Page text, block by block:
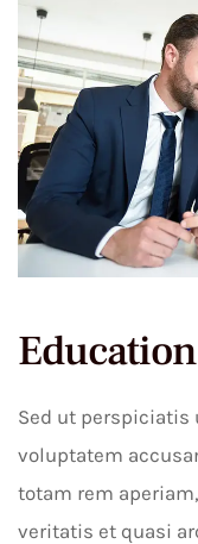
Sed ut perspiciatis
voluptatem
totam rem
veritatis et quasi